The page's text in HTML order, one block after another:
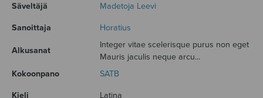
Säveltäjä Madetoja Leevi
Sanoittaja Horatius
Alkusanat
Integer vitae scelerisque purus non eget
Mauris jaculis neque arcu...
Kokoonpano
SATB
Kieli Latina